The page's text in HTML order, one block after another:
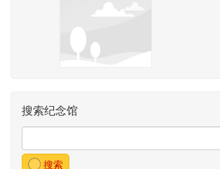
搜索纪念馆
搜索